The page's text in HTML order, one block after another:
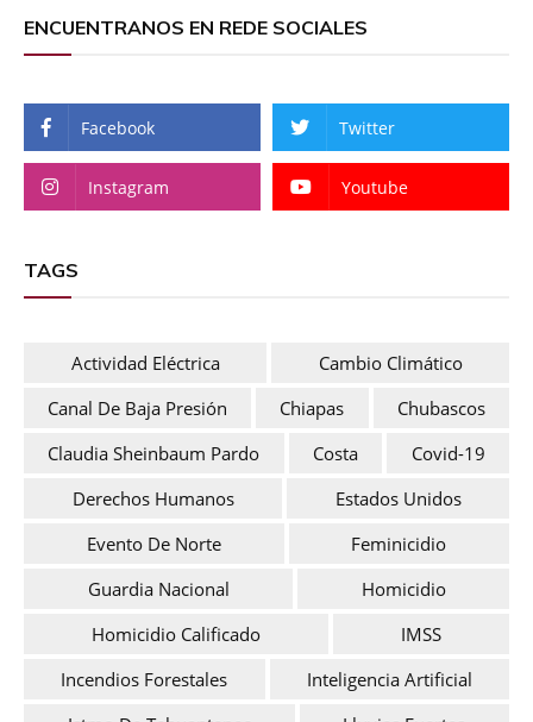
ENCUENTRANOS EN REDE SOCIALES
Facebook Twitter
Instagram Youtube
TAGS
Actividad Eléctrica
Cambio Climático
Canal De Baja Presión
Chiapas
Chubascos
Claudia Sheinbaum Pardo
Costa
Covid-19
Derechos Humanos
Estados Unidos
Evento De Norte
Feminicidio
Guardia Nacional
Homicidio
Homicidio Calificado
IMSS
Incendios Forestales
Inteligencia Artificial